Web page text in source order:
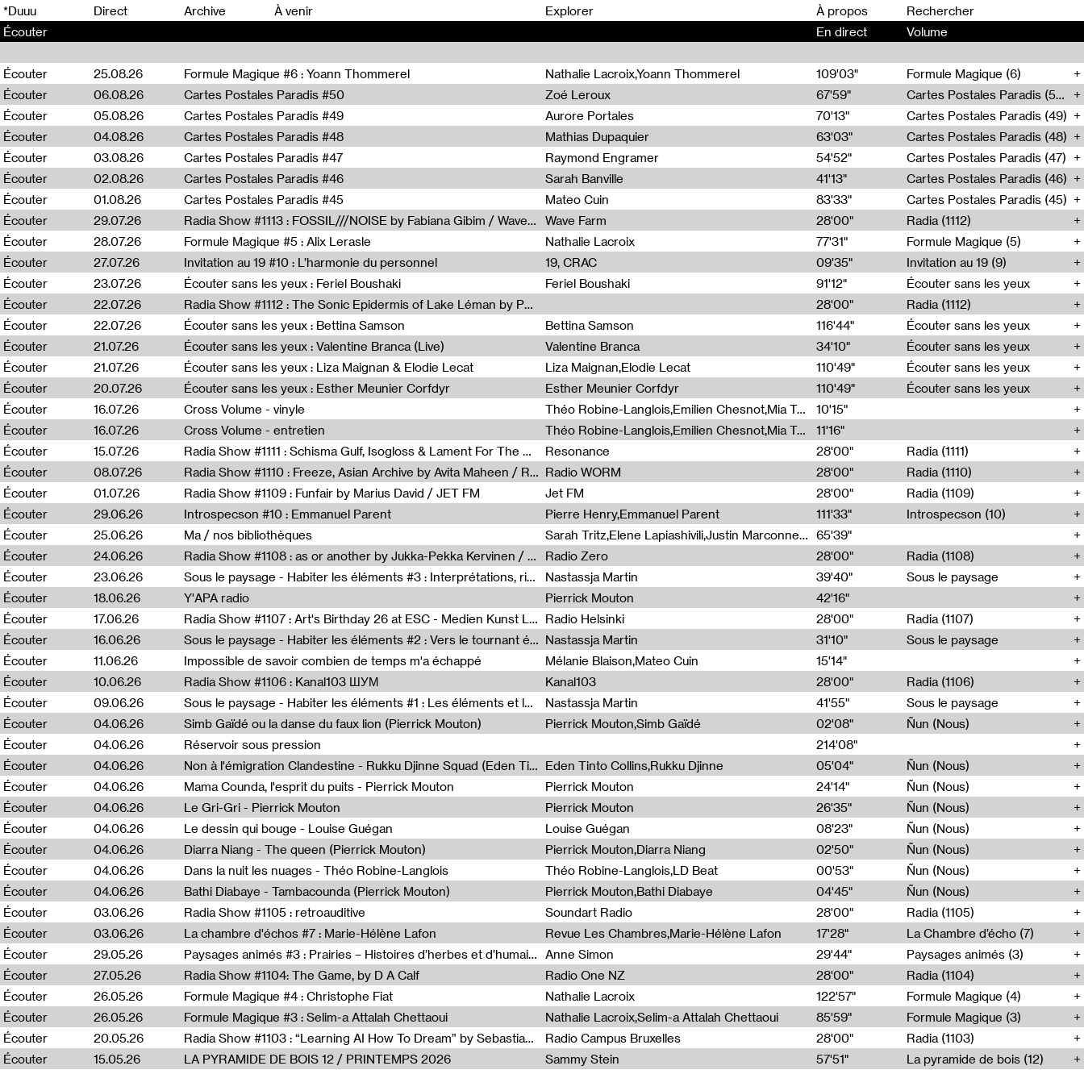
*Duuu Direct Archive À venir Explorer
À propos
Écouter
En direct Volume
Écouter 25.08.26 Formule Magique #6 : Yoann Thommerel Nathalie Lacroix,Yoann Thommerel 109'03"
Formule Magique (6)
Écouter
06.08.26 Cartes Postales Paradis #50 Zoé Leroux 67'59"
Cartes Postales Paradis (50)
Écouter
05.08.26 Cartes Postales Paradis #49 Aurore Portales 70'13"
Cartes Postales Paradis (49)
Écouter
04.08.26 Cartes Postales Paradis #48 Mathias Dupaquier 63'03"
Cartes Postales Paradis (48)
Écouter
03.08.26 Cartes Postales Paradis #47 Raymond Engramer 54'52"
Cartes Postales Paradis (47)
Écouter
02.08.26 Cartes Postales Paradis #46 Sarah Banville 41'13"
Cartes Postales Paradis (46)
Écouter
01.08.26 Cartes Postales Paradis #45 Mateo Cuin 83'33"
Cartes Postales Paradis (45)
Écouter
29.07.26 Radia Show #1113 : FOSSIL///NOISE by Fabiana Gibim / Wave Farm Wave Farm 28'00"
Radia (1112)
Écouter
28.07.26 Formule Magique #5 : Alix Lerasle Nathalie Lacroix 77'31"
Formule Magique (5)
Écouter
27.07.26 Invitation au 19 #10 : L’harmonie du personnel 19, CRAC 09'35"
Invitation au 19 (9)
Écouter
23.07.26 Écouter sans les yeux : Feriel Boushaki Feriel Boushaki 91'12"
Écouter sans les yeux
Écouter
22.07.26 Radia Show #1112 : The Sonic Epidermis of Lake Léman by Paul Courlet / Guest Slot 28'00"
Radia (1112)
Écouter
22.07.26 Écouter sans les yeux : Bettina Samson Bettina Samson 116'44"
Écouter sans les yeux
Écouter
21.07.26 Écouter sans les yeux : Valentine Branca (Live) Valentine Branca 34'10"
Écouter sans les yeux
Écouter
21.07.26 Écouter sans les yeux : Liza Maignan & Elodie Lecat Liza Maignan,Elodie Lecat 110'49"
Écouter sans les yeux
Écouter
20.07.26 Écouter sans les yeux : Esther Meunier Corfdyr Esther Meunier Corfdyr 110'49"
Écouter sans les yeux
Écouter
16.07.26 Cross Volume - vinyle Théo Robine-Langlois,Emilien Chesnot,Mia Trabalon
10'15"
Écouter
16.07.26 Cross Volume - entretien Théo Robine-Langlois,Emilien Chesnot,Mia Trabalon
11'16"
Écouter
15.07.26 Radia Show #1111 : Schisma Gulf, Isogloss & Lament For The Old Clock By Harvey Young / Resonance Resonance 28'00"
Radia (1111)
Écouter
08.07.26 Radia Show #1110 : Freeze, Asian Archive by Avita Maheen / Radio Worm Radio WORM 28'00"
Radia (1110)
Écouter
01.07.26 Radia Show #1109 : Funfair by Marius David / JET FM Jet FM 28'00"
Radia (1109)
Écouter
29.06.26 Introspecson #10 : Emmanuel Parent Pierre Henry,Emmanuel Parent 111'33"
Introspecson (10)
Écouter
25.06.26 Ma / nos bibliothèques Sarah Tritz,Elene Lapiashivili,Justin Marconnet,Mateo Cuche,Esther Lechevalier,Suzie Lecroart,Romance Castelet
65'39"
Écouter
24.06.26 Radia Show #1108 : as or another by Jukka-Pekka Kervinen / Rádio Zero Radio Zero 28'00"
Radia (1108)
Écouter
23.06.26 Sous le paysage - Habiter les éléments #3 : Interprétations, rituels et symboliques des éléments Nastassja Martin 39'40"
Sous le paysage
Écouter
18.06.26 Y'APA radio Pierrick Mouton
42'16"
Écouter
17.06.26 Radia Show #1107 : Art's Birthday 26 at ESC - Medien Kunst Labor Radio Helsinki 28'00"
Radia (1107)
Écouter
16.06.26 Sous le paysage - Habiter les éléments #2 : Vers le tournant élémentaire Nastassja Martin 31'10"
Sous le paysage
Écouter
11.06.26 Impossible de savoir combien de temps m'a échappé Mélanie Blaison,Mateo Cuin
15'14"
Écouter
10.06.26 Radia Show #1106 : Kanal103 ШУМ Kanal103 28'00"
Radia (1106)
Écouter
09.06.26 Sous le paysage - Habiter les éléments #1 : Les éléments et les débordements du vivant Nastassja Martin 41'55"
Sous le paysage
Écouter
04.06.26 Simb Gaïdé ou la danse du faux lion (Pierrick Mouton) Pierrick Mouton,Simb Gaïdé 02'08"
Ñun (Nous)
Écouter
04.06.26 Réservoir sous pression
214'08"
Écouter
04.06.26 Non à l'émigration Clandestine - Rukku Djinne Squad (Eden Tinto Collins) Eden Tinto Collins,Rukku Djinne 05'04"
Ñun (Nous)
Écouter
04.06.26 Mama Counda, l'esprit du puits - Pierrick Mouton Pierrick Mouton 24'14"
Ñun (Nous)
Écouter
04.06.26 Le Gri-Gri - Pierrick Mouton Pierrick Mouton 26'35"
Ñun (Nous)
Écouter
04.06.26 Le dessin qui bouge - Louise Guégan Louise Guégan 08'23"
Ñun (Nous)
Écouter
04.06.26 Diarra Niang - The queen (Pierrick Mouton) Pierrick Mouton,Diarra Niang 02'50"
Ñun (Nous)
Écouter
04.06.26 Dans la nuit les nuages - Théo Robine-Langlois Théo Robine-Langlois,LD Beat 00'53"
Ñun (Nous)
Écouter
04.06.26 Bathi Diabaye - Tambacounda (Pierrick Mouton) Pierrick Mouton,Bathi Diabaye 04'45"
Ñun (Nous)
Écouter
03.06.26 Radia Show #1105 : retroauditive Soundart Radio 28'00"
Radia (1105)
Écouter
03.06.26 La chambre d'échos #7 : Marie-Hélène Lafon Revue Les Chambres,Marie-Hélène Lafon 17'28"
La Chambre d’écho (7)
Écouter
29.05.26 Paysages animés #3 : Prairies – Histoires d’herbes et d’humains Anne Simon 29'44"
Paysages animés (3)
Écouter
27.05.26 Radia Show #1104: The Game, by D A Calf Radio One NZ 28'00"
Radia (1104)
Écouter
26.05.26 Formule Magique #4 : Christophe Fiat Nathalie Lacroix 122'57"
Formule Magique (4)
Écouter
26.05.26 Formule Magique #3 : Selim-a Attalah Chettaoui Nathalie Lacroix,Selim-a Attalah Chettaoui 85'59"
Formule Magique (3)
Écouter
20.05.26 Radia Show #1103 : “Learning AI How To Dream” by Sebastian Dingens (Radio Campus Bruxelles) Radio Campus Bruxelles 28'00"
Radia (1103)
Écouter
15.05.26 LA PYRAMIDE DE BOIS 12 / PRINTEMPS 2026 Sammy Stein 57'51"
La pyramide de bois (12)
00 00
00 00